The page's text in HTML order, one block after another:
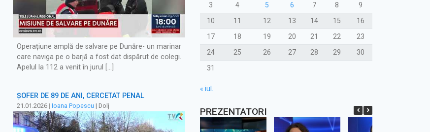
Operațiune amplă de salvare pe Dunăre- un marinar
care naviga pe o barjă a fost dat dispărut de colegi.
Apelul la 112 a venit în jurul […]
ȘOFER DE 89 DE ANI, CERCETAT PENAL
21.01.2026 | Ioana Popescu | Dolj
3
4 5 6 7 8
9
10
11 12 13 14 15
16
17
18 19 20 21 22
23
24
25 26 27 28 29
30
31
« iul.
PREZENTATORI